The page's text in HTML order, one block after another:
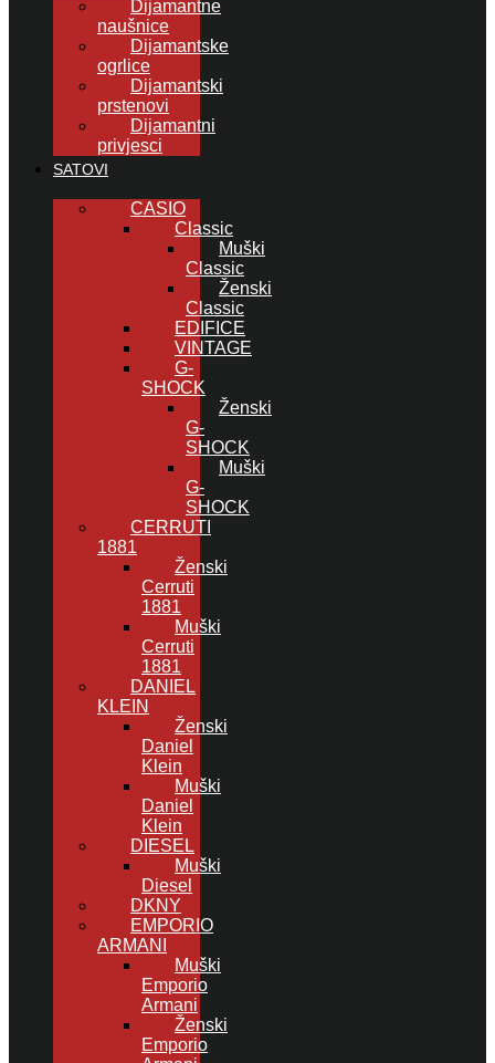
Dijamantne
naušnice
Dijamantske
ogrlice
Dijamantski
prstenovi
Dijamantni
privjesci
SATOVI
CASIO
Classic
Muški
Classic
Ženski
Classic
EDIFICE
VINTAGE
G-
SHOCK
Ženski
G-
SHOCK
Muški
G-
SHOCK
CERRUTI
1881
Ženski
Cerruti
1881
Muški
Cerruti
1881
DANIEL
KLEIN
Ženski
Daniel
Klein
Muški
Daniel
Klein
DIESEL
Muški
Diesel
DKNY
EMPORIO
ARMANI
Muški
Emporio
Armani
Ženski
Emporio